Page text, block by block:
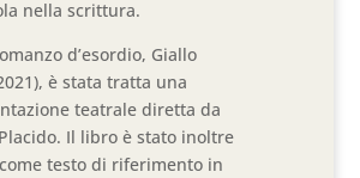
nella scrittura.
d’esordio, Giallo
è stata tratta una
teatrale diretta da
Il libro è stato inoltre
testo di riferimento in